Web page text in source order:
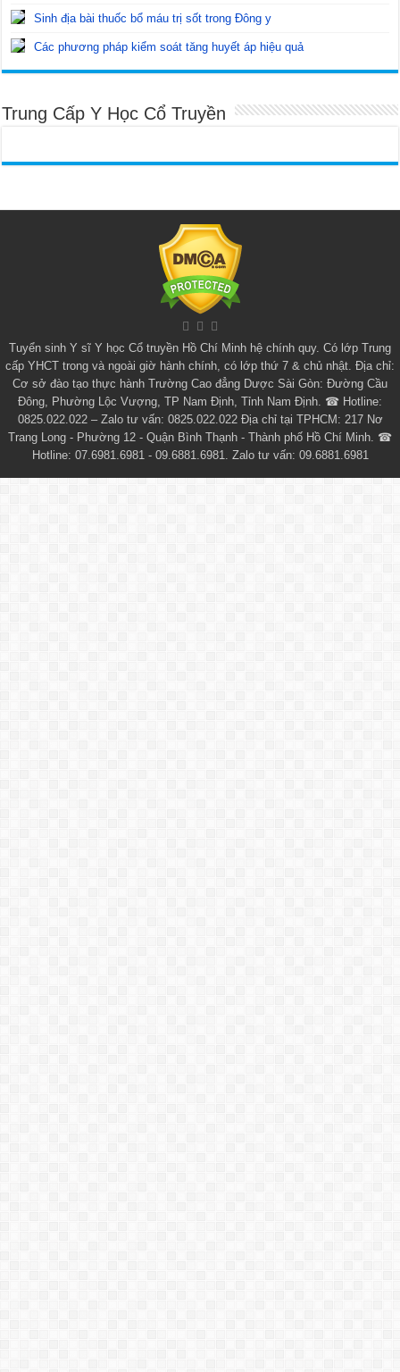
Sinh địa bài thuốc bổ máu trị sốt trong Đông y
Các phương pháp kiểm soát tăng huyết áp hiệu quả
Trung Cấp Y Học Cổ Truyền
Tuyển sinh Y sĩ Y học Cổ truyền Hồ Chí Minh hệ chính quy. Có lớp Trung
cấp YHCT trong và ngoài giờ hành chính, có lớp thứ 7 & chủ nhật. Địa chỉ:
Cơ sở đào tạo thực hành Trường Cao đẳng Dược Sài Gòn: Đường Cầu
Đông, Phường Lộc Vượng, TP Nam Định, Tỉnh Nam Định. ☎ Hotline:
0825.022.022 – Zalo tư vấn: 0825.022.022 Địa chỉ tại TPHCM: 217 Nơ
Trang Long - Phường 12 - Quận Bình Thạnh - Thành phố Hồ Chí Minh. ☎
Hotline: 07.6981.6981 - 09.6881.6981. Zalo tư vấn: 09.6881.6981